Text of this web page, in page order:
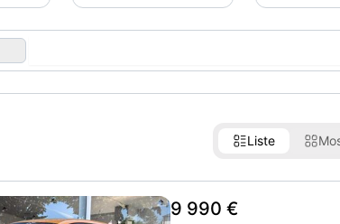
Liste
9 990 €